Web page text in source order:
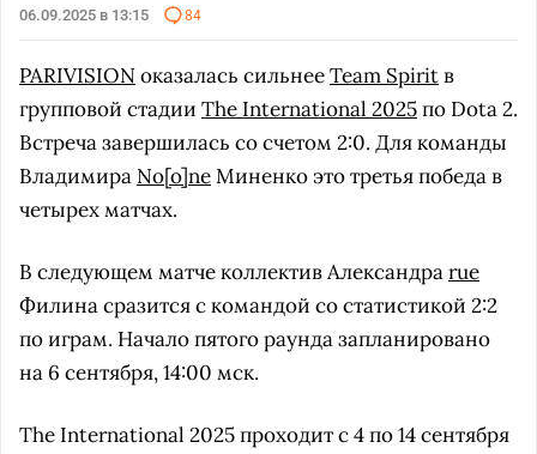
06.09.2025 в 13:15 84
PARIVISIONоказалась сильнееTeam Spiritв
групповой стадии The International 2025по Dota 2.
Встреча завершилась со счетом 2:0. Для команды
Владимира No[o]neМиненко это третья победа в
четырех матчах.
В следующем матче коллектив Александраrue
Филина сразится с командой со статистикой 2:2
по играм. Начало пятого раунда запланировано
на 6 сентября, 14:00 мск.
The International 2025 проходит с 4 по 14 сентября